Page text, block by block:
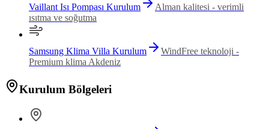
Vaillant Isı Pompası Kurulum
Alman kalitesi - verimli
ısıtma ve soğutma
Samsung Klima Villa Kurulum
WindFree teknoloji -
Premium klima Akdeniz
Kurulum Bölgeleri